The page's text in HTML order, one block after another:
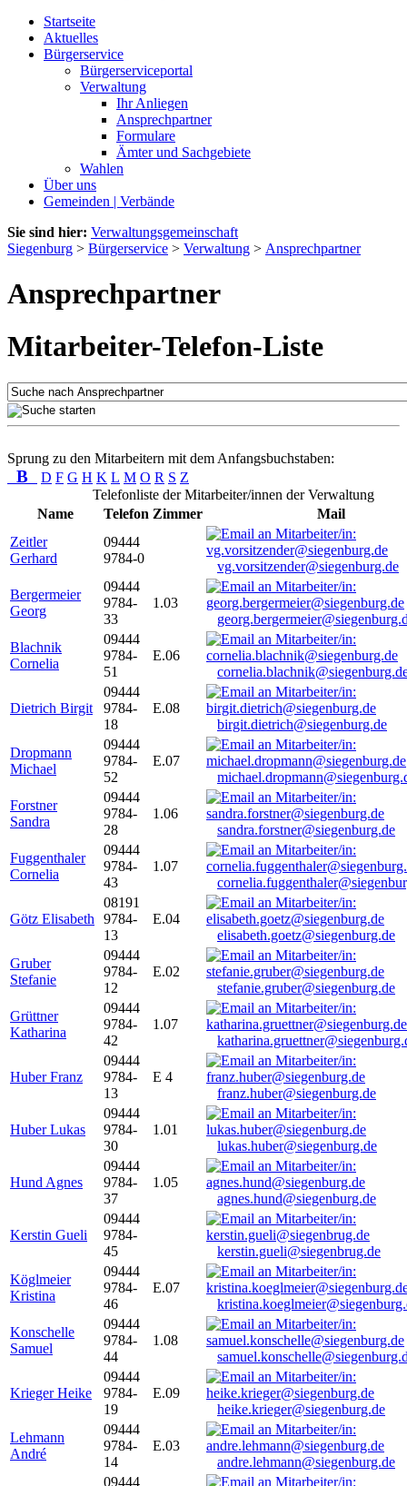
Startseite
Aktuelles
Bürgerservice
Bürgerserviceportal
Verwaltung
Ihr Anliegen
Ansprechpartner
Formulare
Ämter und Sachgebiete
Wahlen
Über uns
Gemeinden | Verbände
Sie sind hier: Verwaltungsgemeinschaft
Siegenburg > Bürgerservice > Verwaltung > Ansprechpartner
Ansprechpartner
Mitarbeiter-Telefon-Liste
Sprung zu den Mitarbeitern mit dem Anfangsbuchstaben:
B D F G H K L M O R S Z
Telefonliste der Mitarbeiter/innen der Verwaltung
Name
Telefon Zimmer
Mail
Zeitler
Gerhard
09444
9784-0
vg.vorsitzender@siegenburg.de
Bergermeier
Georg
09444
9784-
33
1.03
Blachnik
Cornelia
09444
9784-
51
E.06
Dietrich Birgit
09444
9784-
18
E.08
birgit.dietrich@siegenburg.de
Dropmann
Michael
09444
9784-
52
E.07
Forstner
Sandra
09444
9784-
28
1.06
sandra.forstner@siegenburg.de
Fuggenthaler
Cornelia
09444
9784-
43
1.07
Götz Elisabeth
08191
9784-
13
E.04
elisabeth.goetz@siegenburg.de
Gruber
Stefanie
09444
9784-
12
E.02
stefanie.gruber@siegenburg.de
Grüttner
Katharina
09444
9784-
42
1.07
Huber Franz
09444
9784-
13
E 4
franz.huber@siegenburg.de
Huber Lukas
09444
9784-
30
1.01
lukas.huber@siegenburg.de
Hund Agnes
09444
9784-
37
1.05
agnes.hund@siegenburg.de
Kerstin Gueli
09444
9784-
45
kerstin.gueli@siegenbrug.de
Köglmeier
Kristina
09444
9784-
46
E.07
Konschelle
Samuel
09444
9784-
44
1.08
Krieger Heike
09444
9784-
19
E.09
heike.krieger@siegenburg.de
Lehmann
André
09444
9784-
14
E.03
andre.lehmann@siegenburg.de
09444